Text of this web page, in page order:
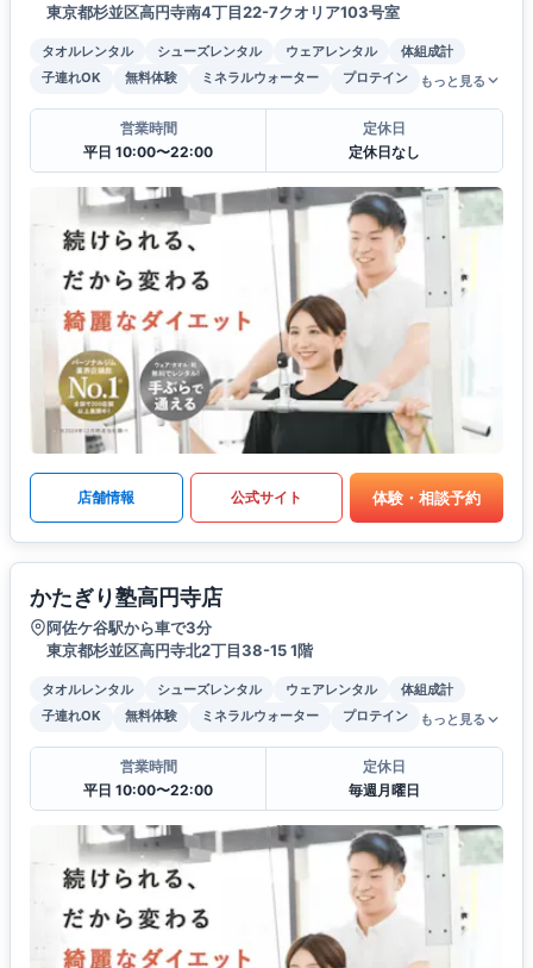
東京都杉並区高円寺南4丁目22-7クオリア103号室
タオルレンタル シューズレンタル ウェアレンタル
体組成計
子連れOK
無料体験 ミネラルウォーター プロテイン もっと見る
営業時間
平日 10:00〜22:00
定休日
定休日なし
店舗情報 公式サイト 体験・相談予約
かたぎり塾高円寺店
阿佐ケ谷駅から車で3分
東京都杉並区高円寺北2丁目38-15 1階
タオルレンタル シューズレンタル ウェアレンタル
体組成計
子連れOK
無料体験 ミネラルウォーター プロテイン もっと見る
営業時間
平日 10:00〜22:00
定休日
毎週月曜日